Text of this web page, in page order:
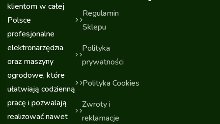
klientom w całej
Polsce
profesjonalne
elektronarzędzia
oraz maszyny
ogrodowe, które
ułatwiają codzienną
pracę i pozwalają
realizować nawet
Regulamin
Sklepu
Polityka
prywatności
Polityka Cookies
Zwroty i
reklamacje